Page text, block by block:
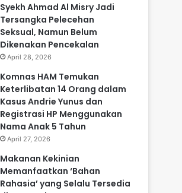
Syekh Ahmad Al Misry Jadi
Tersangka Pelecehan
Seksual, Namun Belum
Dikenakan Pencekalan
April 28, 2026
Komnas HAM Temukan
Keterlibatan 14 Orang dalam
Kasus Andrie Yunus dan
Registrasi HP Menggunakan
Nama Anak 5 Tahun
April 27, 2026
Makanan Kekinian
Memanfaatkan ‘Bahan
Rahasia’ yang Selalu Tersedia